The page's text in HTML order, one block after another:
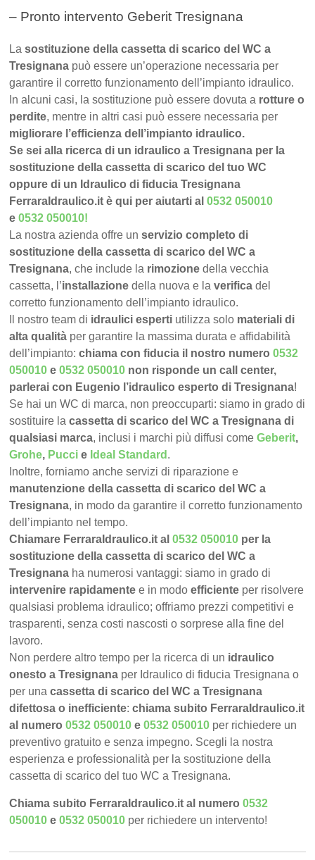
– Pronto intervento Geberit Tresignana
Lasostituzione della cassetta di scarico del WC a
Tresignana può essere un’operazione necessaria per
garantire il corretto funzionamento dell’impianto idraulico.
In alcuni casi, la sostituzione può essere dovuta a rotture o
perdite, mentre in altri casi può essere necessaria per
migliorare l’efficienza dell’impianto idraulico.
Se sei alla ricerca di un idraulico a Tresignana per la
sostituzione della cassetta di scarico del tuo WC
oppure di un Idraulico di fiducia Tresignana
FerraraIdraulico.it è qui per aiutarti al0532 050010
e0532 050010!
La nostra azienda offre unservizio completo di
sostituzione della cassetta di scarico del WC a
Tresignana, che include la rimozione della vecchia
cassetta, l’installazione della nuova e laverifica del
corretto funzionamento dell’impianto idraulico.
Il nostro team di idraulici esperti utilizza solo materiali di
alta qualità per garantire la massima durata e affidabilità
dell’impianto:chiama con fiducia il nostro numero0532
050010 e0532 050010 non risponde un call center,
parlerai con Eugenio l’idraulico esperto di Tresignana!
Se hai un WC di marca, non preoccuparti: siamo in grado di
sostituire lacassetta di scarico del WC a Tresignana di
qualsiasi marca, inclusi i marchi più diffusi comeGeberit,
Grohe, Pucci e Ideal Standard .
Inoltre, forniamo anche servizi di riparazione e
manutenzione della cassetta di scarico del WC a
Tresignana, in modo da garantire il corretto funzionamento
dell’impianto nel tempo.
Chiamare FerraraIdraulico.it al0532 050010 per la
sostituzione della cassetta di scarico del WC a
Tresignana ha numerosi vantaggi: siamo in grado di
intervenire rapidamente e in modoefficiente per risolvere
qualsiasi problema idraulico; offriamo prezzi competitivi e
trasparenti, senza costi nascosti o sorprese alla fine del
lavoro.
Non perdere altro tempo per la ricerca di un idraulico
onesto a Tresignana per Idraulico di fiducia Tresignana o
per unacassetta di scarico del WC a Tresignana
difettosa o inefficiente:chiama subito FerraraIdraulico.it
al numero0532 050010 e0532 050010 per richiedere un
preventivo gratuito e senza impegno. Scegli la nostra
esperienza e professionalità per la sostituzione della
cassetta di scarico del tuo WC a Tresignana.
Chiama subito FerraraIdraulico.it al numero0532
050010 e0532 050010 per richiedere un intervento!